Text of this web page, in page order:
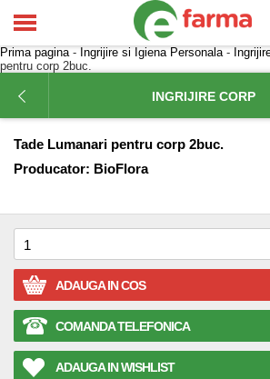
Prima pagina- Ingrijire si Igiena Personala-
pentru corp 2buc.
INGRIJIRE CORP
Tade Lumanari pentru corp 2buc.
Producator: BioFlora
ADAUGA IN COS
COMANDA TELEFONICA
ADAUGA IN WISHLIST